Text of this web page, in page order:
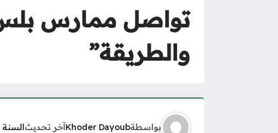
والطريقة”
بواسطةKhoder Dayoubآخر تحديث